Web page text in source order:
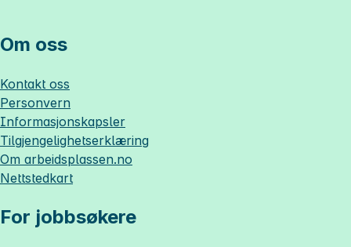
Om oss
Kontakt oss
Personvern
Informasjonskapsler
Tilgjengelighetserklæring
Om arbeidsplassen.no
Nettstedkart
For jobbsøkere